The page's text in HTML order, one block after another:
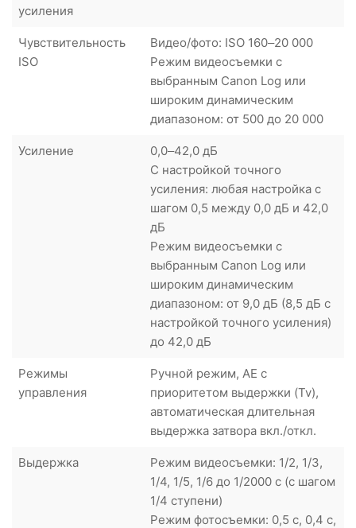
усиления
Чувствительность
ISO
Видео/фото: ISO 160–20 000
Режим видеосъемки с
выбранным Canon Log или
широким динамическим
диапазоном: от 500 до 20 000
Усиление
0,0–42,0 дБ
С настройкой точного
усиления: любая настройка с
шагом 0,5 между 0,0 дБ и 42,0
дБ
Режим видеосъемки с
выбранным Canon Log или
широким динамическим
диапазоном: от 9,0 дБ (8,5 дБ с
настройкой точного усиления)
до 42,0 дБ
Режимы
управления
Ручной режим, AE с
приоритетом выдержки (Tv),
автоматическая длительная
выдержка затвора вкл./откл.
Выдержка
Режим видеосъемки: 1/2, 1/3,
1/4, 1/5, 1/6 до 1/2000 с (с шагом
1/4 ступени)
Режим фотосъемки: 0,5 с, 0,4 с,